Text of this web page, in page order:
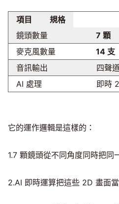
項目
規格
鏡頭數量
7 顆
麥克風數量
14 支
音訊輸出
四聲
AI 處理
即時
它的運作邏輯是這樣的：
1.7 顆鏡頭從不同角度同時把同
2.AI 即時運算把這些 2D 畫面